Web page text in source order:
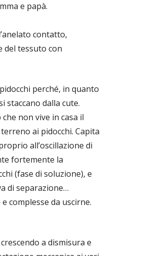
e papà.
contatto,
del tessuto con
perché, in quanto
dalla cute.
non vive in casa il
ai pidocchi. Capita
all’oscillazione di
fortemente la
(fase di soluzione), e
di separazione…
complesse da uscirne.
a dismisura e